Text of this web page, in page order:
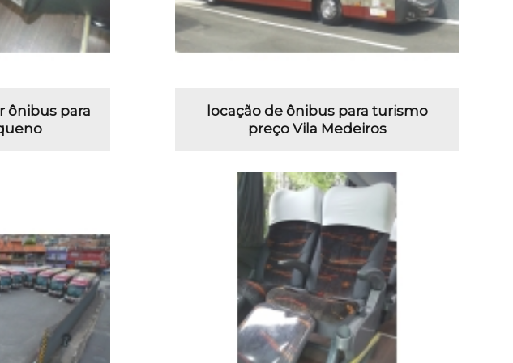
ônibus para
locação de ônibus para turismo
preço Vila Medeiros